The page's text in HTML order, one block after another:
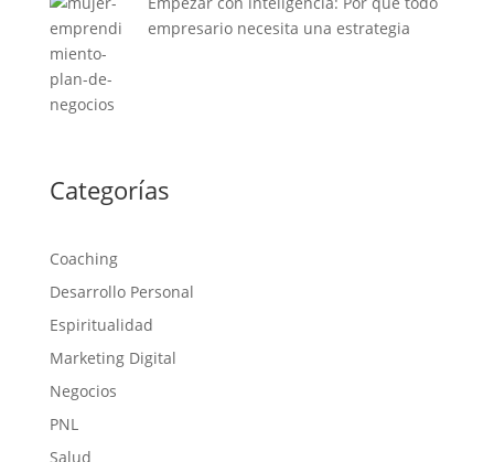
empresario necesita una estrategia
Categorías
Coaching
Desarrollo Personal
Espiritualidad
Marketing Digital
Negocios
PNL
Salud